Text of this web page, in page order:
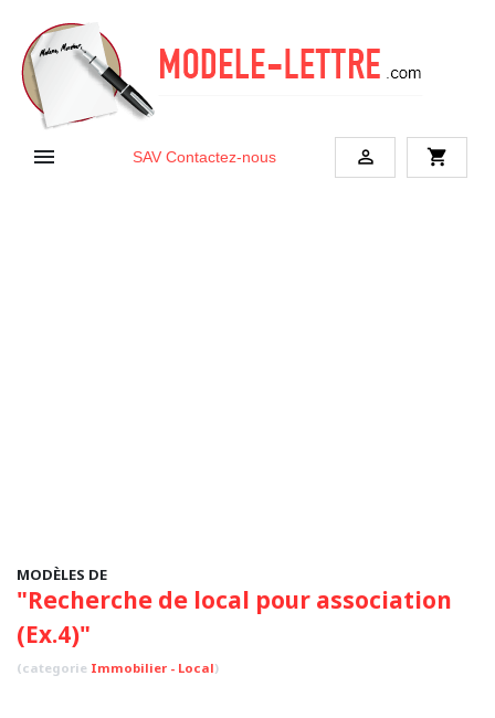
 SAV Contactez-nous  shopping_cart
MODÈLES DE
"Recherche de local pour association
(Ex.4)"
(categorie Immobilier - Local)